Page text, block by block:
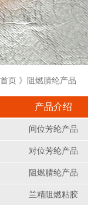
首页 》阻燃腈纶产品
产品介绍
间位芳纶产品
对位芳纶产品
阻燃腈纶产品
兰精阻燃粘胶